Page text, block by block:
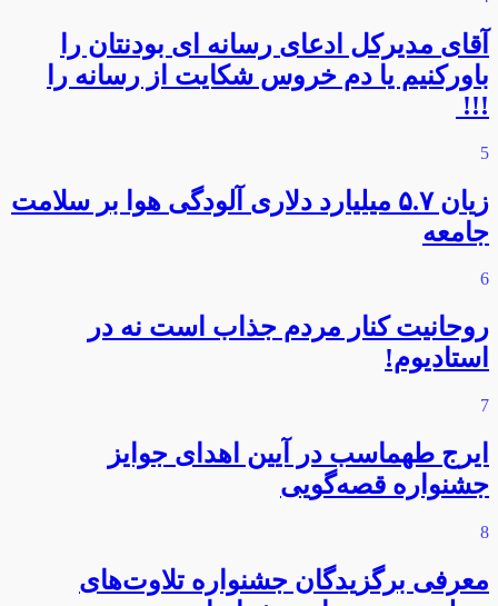
آقای مدیرکل ادعای رسانه ای بودنتان را
باورکنیم یا دم خروس شکایت از رسانه را
!!!
5
زیان ۵.۷ میلیارد دلاری آلودگی هوا بر سلامت
جامعه
6
روحانیت کنار مردم جذاب است نه در
استادیوم!
7
ایرج طهماسب در آیین اهدای جوایز
جشنواره قصه‌گویی
8
معرفی برگزیدگان جشنواره تلاوت‌های